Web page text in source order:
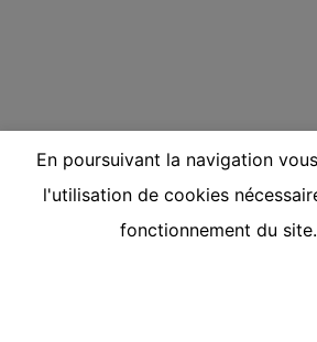
En poursuivant la navigation
l'utilisation de cookies
fonctionnement du site.